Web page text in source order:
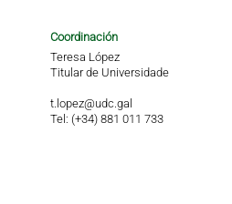
Coordinación
Teresa López
Titular de Universidade
t.lopez@udc.gal
Tel: (+34) 881 011 733